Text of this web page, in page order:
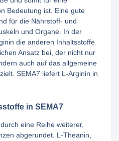
Bedeutung ist. Eine gute
für die Nährstoff- und
und Organe. In der
die anderen Inhaltsstoffe
Ansatz bei, der nicht nur
auch auf das allgemeine
SEMA7 liefert L-Arginin in
in SEMA7
eine Reihe weiterer,
abgerundet. L-Theanin,